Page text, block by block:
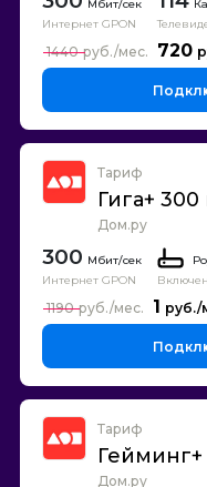
Интернет GPON
720
1440
Тариф
Гига+
Дом.ру
300
Интернет GPON
Включен
1
1190
Тариф
Гейминг+
Дом.ру